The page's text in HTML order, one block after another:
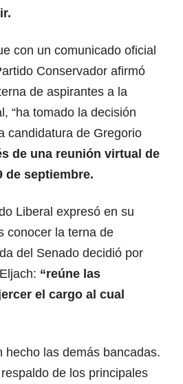
con un comunicado oficial
Conservador afirmó
de aspirantes a la
“ha tomado la decisión
candidatura de Gregorio
de una reunión virtual de
de septiembre.
Liberal expresó en su
conocer la terna de
del Senado decidió por
“reúne las
el cargo al cual
hecho las demás bancadas.
de los principales